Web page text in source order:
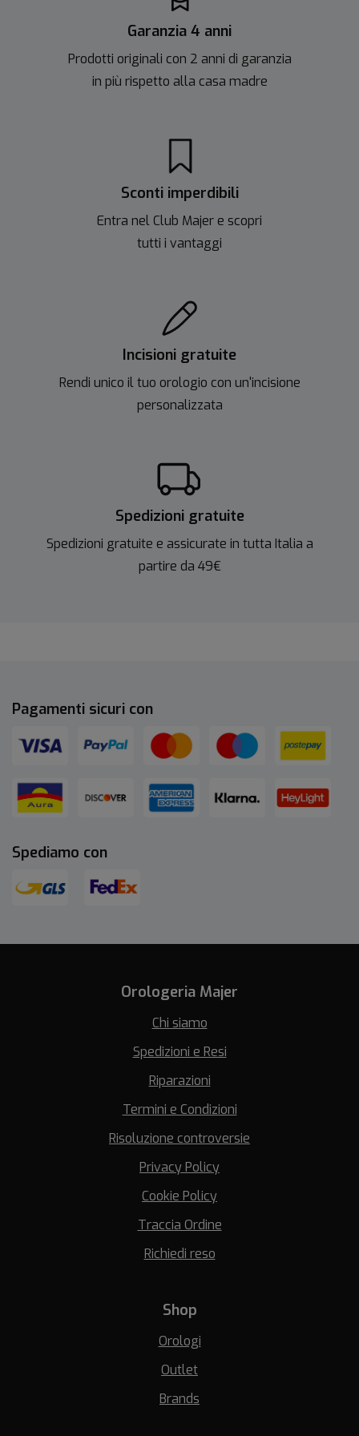
Garanzia 4 anni
Prodotti originali con 2 anni di garanzia
in più rispetto alla casa madre
Sconti imperdibili
Entra nel Club Majer e scopri
tutti i vantaggi
Incisioni gratuite
Rendi unico il tuo orologio con un'incisione
personalizzata
Spedizioni gratuite
Spedizioni gratuite e assicurate in tutta Italia a
partire da 49€
Pagamenti sicuri con
Spediamo con
Orologeria Majer
Chi siamo
Spedizioni e Resi
Riparazioni
Termini e Condizioni
Risoluzione controversie
Privacy Policy
Cookie Policy
Traccia Ordine
Richiedi reso
Shop
Orologi
Outlet
Brands